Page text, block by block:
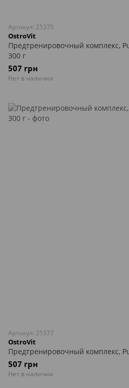
Артикул: 25375
OstroVit
Предтренировочный комплекс,
300 г
507 грн
Нет в наличии
Артикул: 25377
OstroVit
Предтренировочный комплекс,
507 грн
Нет в наличии